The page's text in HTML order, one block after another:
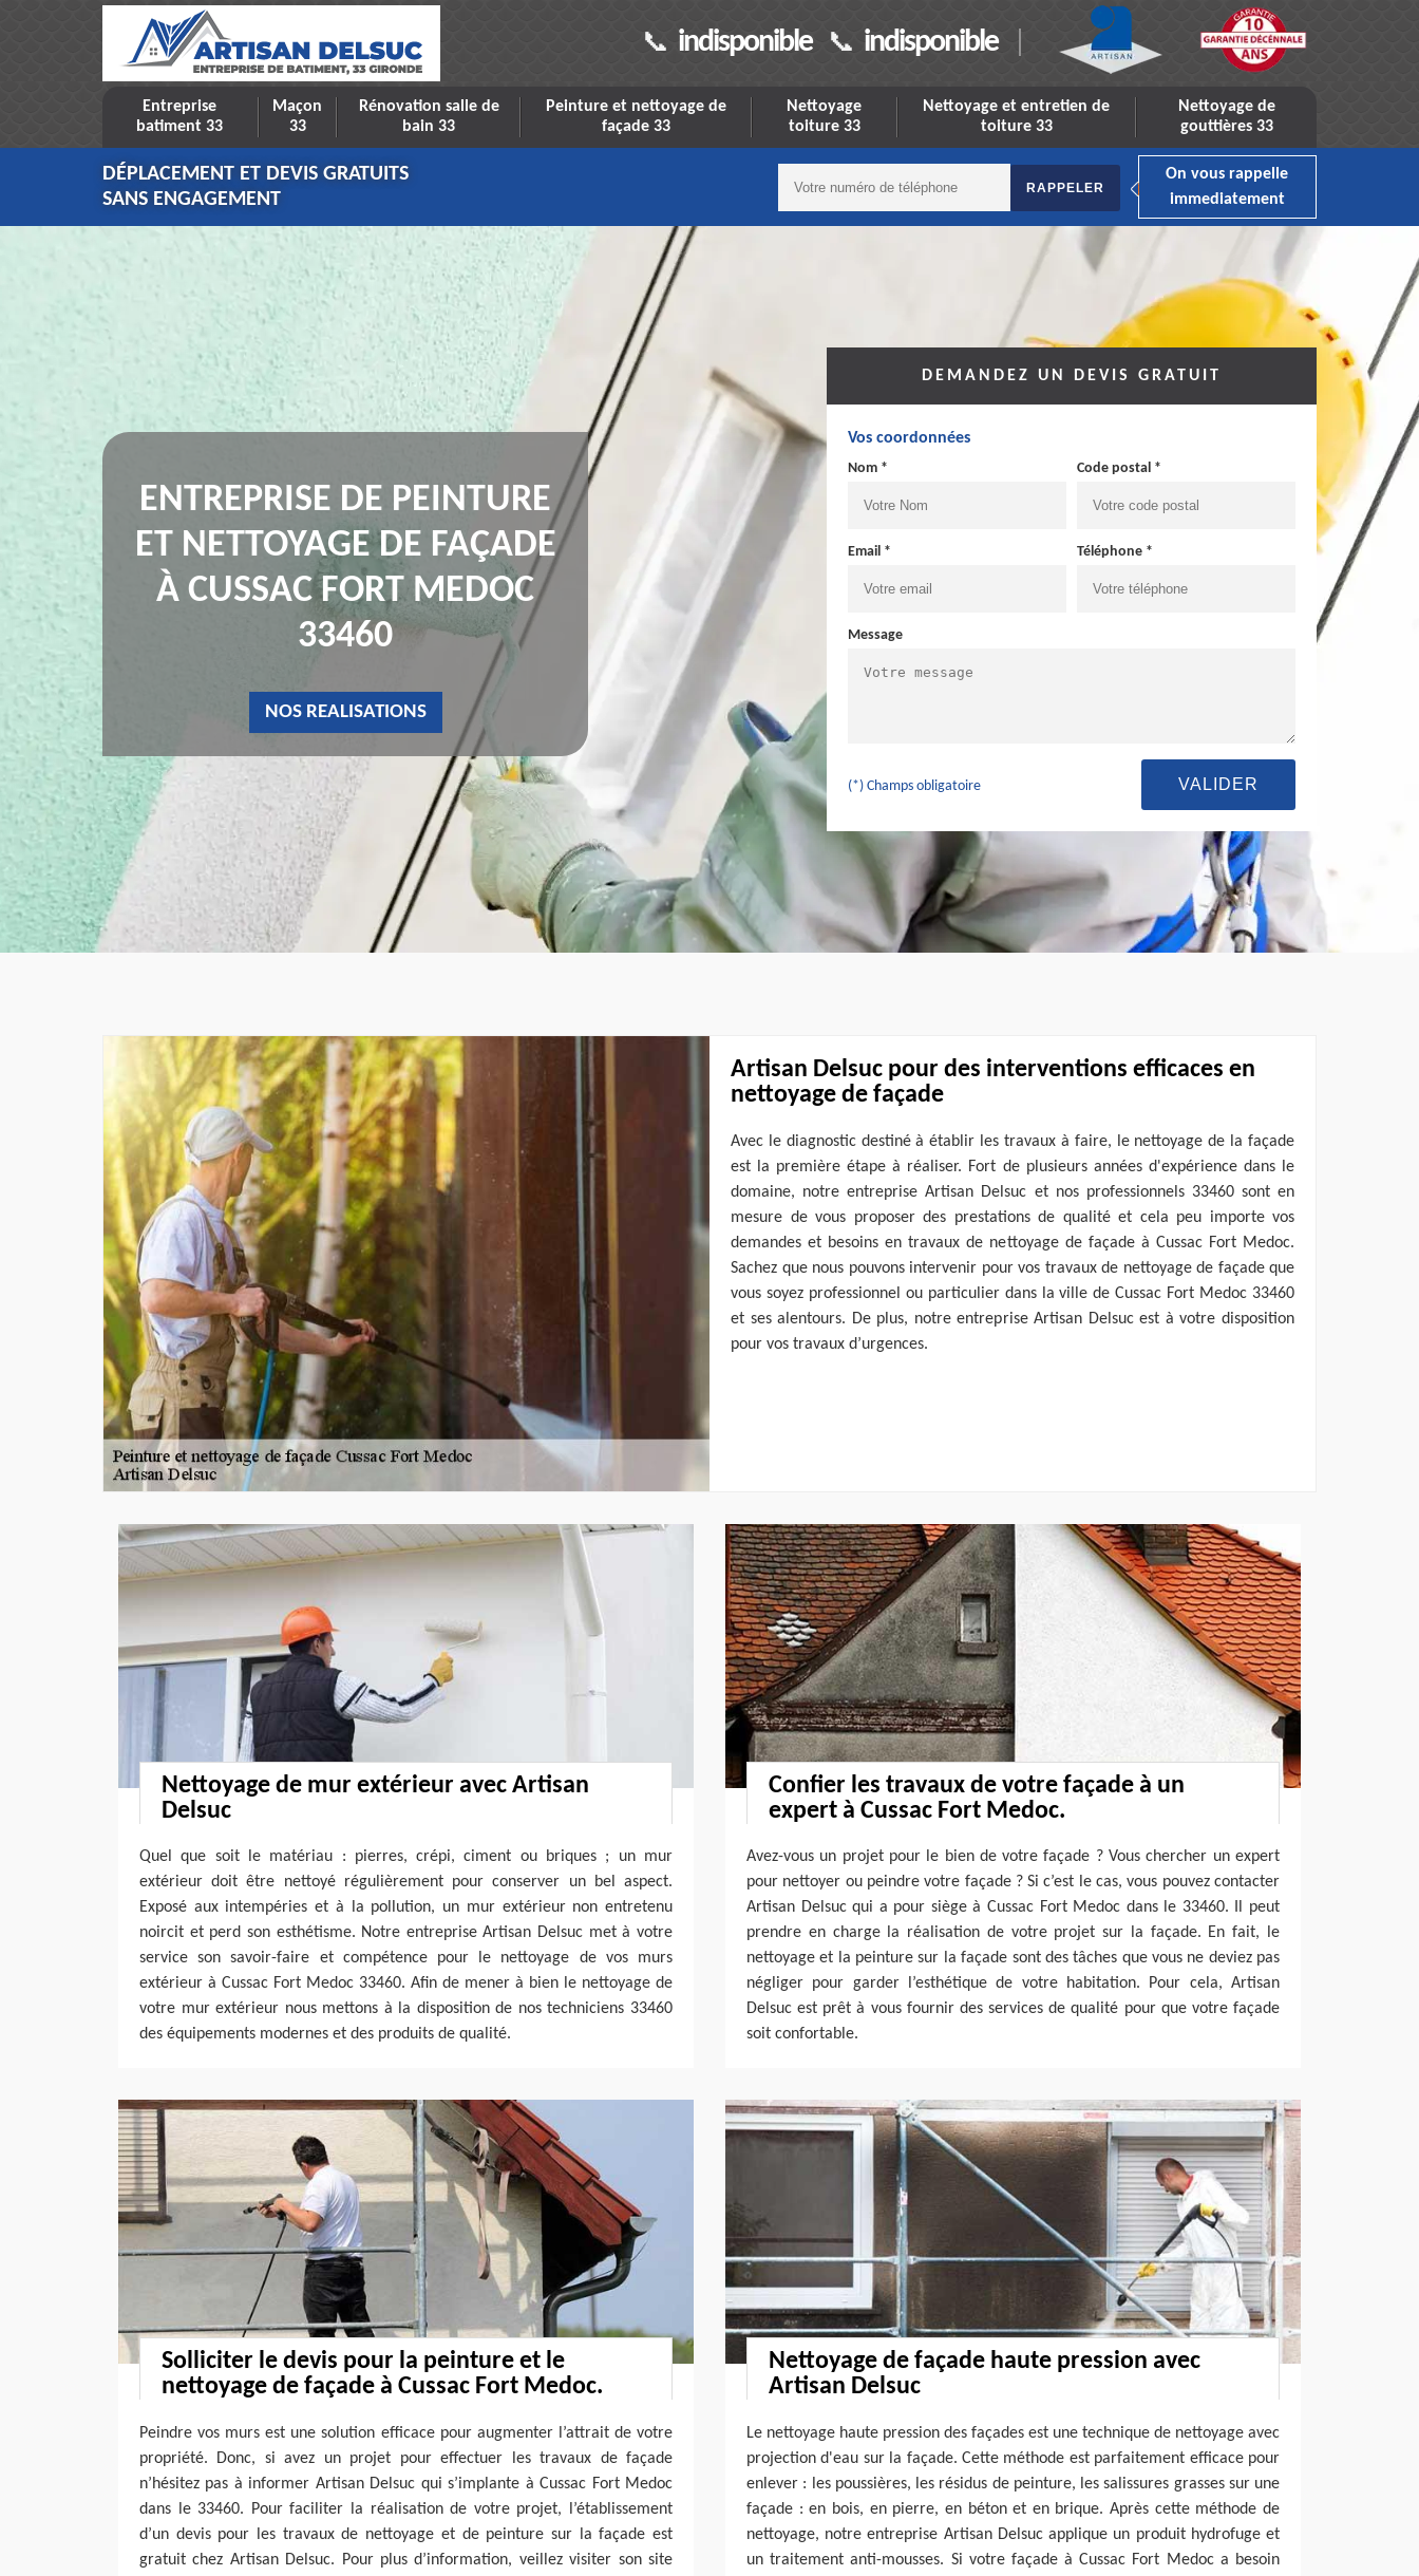
indisponible indisponible
Entreprise
batiment 33
Maçon
33
Rénovation salle de
bain 33
Peinture et nettoyage de
façade 33
Nettoyage
toiture 33
Nettoyage et entretien de
toiture 33
Nettoyage de
gouttières 33
DÉPLACEMENT ET DEVIS GRATUITS
SANS ENGAGEMENT
On vous rappelle
immediatement
ENTREPRISE DE PEINTURE
ET NETTOYAGE DE FAÇADE
À CUSSAC FORT MEDOC
33460
NOS REALISATIONS
DEMANDEZ UN DEVIS GRATUIT
Vos coordonnées
Nom * Code postal *
Email * Téléphone *
Message
(*) Champs obligatoire
Artisan Delsuc pour des interventions efficaces en
nettoyage de façade
Avec le diagnostic destiné à établir les travaux à faire, le nettoyage de la façade
est la première étape à réaliser. Fort de plusieurs années d'expérience dans le
domaine, notre entreprise Artisan Delsuc et nos professionnels 33460 sont en
mesure de vous proposer des prestations de qualité et cela peu importe vos
demandes et besoins en travaux de nettoyage de façade à Cussac Fort Medoc.
Sachez que nous pouvons intervenir pour vos travaux de nettoyage de façade que
vous soyez professionnel ou particulier dans la ville de Cussac Fort Medoc 33460
et ses alentours. De plus, notre entreprise Artisan Delsuc est à votre disposition
pour vos travaux d’urgences.
Nettoyage de mur extérieur avec Artisan
Delsuc
Quel que soit le matériau : pierres, crépi, ciment ou briques ; un mur
extérieur doit être nettoyé régulièrement pour conserver un bel aspect.
Exposé aux intempéries et à la pollution, un mur extérieur non entretenu
noircit et perd son esthétisme. Notre entreprise Artisan Delsuc met à votre
service son savoir-faire et compétence pour le nettoyage de vos murs
extérieur à Cussac Fort Medoc 33460. Afin de mener à bien le nettoyage de
votre mur extérieur nous mettons à la disposition de nos techniciens 33460
des équipements modernes et des produits de qualité.
Confier les travaux de votre façade à un
expert à Cussac Fort Medoc.
Avez-vous un projet pour le bien de votre façade ? Vous chercher un expert
pour nettoyer ou peindre votre façade ? Si c’est le cas, vous pouvez contacter
Artisan Delsuc qui a pour siège à Cussac Fort Medoc dans le 33460. Il peut
prendre en charge la réalisation de votre projet sur la façade. En fait, le
nettoyage et la peinture sur la façade sont des tâches que vous ne deviez pas
négliger pour garder l’esthétique de votre habitation. Pour cela, Artisan
Delsuc est prêt à vous fournir des services de qualité pour que votre façade
soit confortable.
Solliciter le devis pour la peinture et le
nettoyage de façade à Cussac Fort Medoc.
Peindre vos murs est une solution efficace pour augmenter l’attrait de votre
propriété. Donc, si avez un projet pour effectuer les travaux de façade
n’hésitez pas à informer Artisan Delsuc qui s’implante à Cussac Fort Medoc
dans le 33460. Pour faciliter la réalisation de votre projet, l’établissement
d’un devis pour les travaux de nettoyage et de peinture sur la façade est
gratuit chez Artisan Delsuc. Pour plus d’information, veillez visiter son site
Nettoyage de façade haute pression avec
Artisan Delsuc
Le nettoyage haute pression des façades est une technique de nettoyage avec
projection d'eau sur la façade. Cette méthode est parfaitement efficace pour
enlever : les poussières, les résidus de peinture, les salissures grasses sur une
façade : en bois, en pierre, en béton et en brique. Après cette méthode de
nettoyage, notre entreprise Artisan Delsuc applique un produit hydrofuge et
un traitement anti-mousses. Si votre façade à Cussac Fort Medoc a besoin